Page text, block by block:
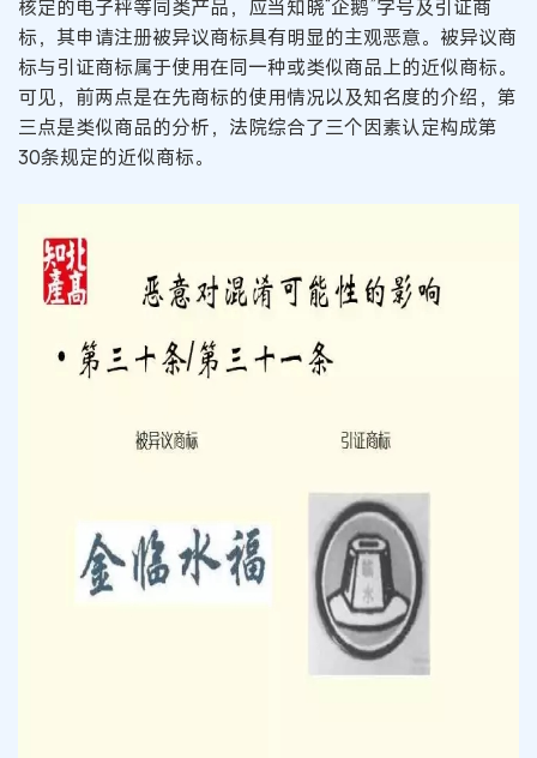
核定的电子秤等同类产品，应当知晓“企鹅”字号及引证商
标，其申请注册被异议商标具有明显的主观恶意。被异议商
标与引证商标属于使用在同一种或类似商品上的近似商标。
可见，前两点是在先商标的使用情况以及知名度的介绍，第
三点是类似商品的分析，法院综合了三个因素认定构成第
30条规定的近似商标。